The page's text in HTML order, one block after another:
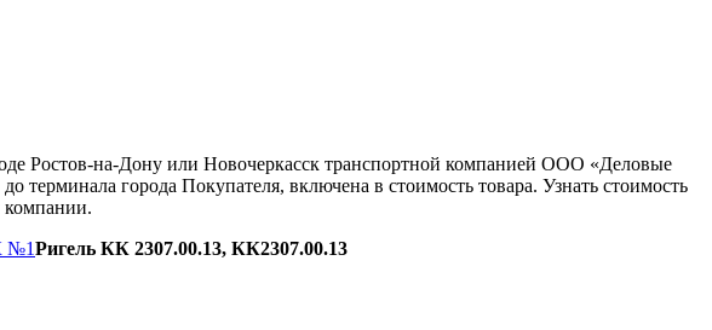
Ростов-на-Дону или Новочеркасск транспортной компанией ООО «Деловые
терминала города Покупателя, включена в стоимость товара. Узнать стоимость
№1Ригель КК 2307.00.13, КК2307.00.13